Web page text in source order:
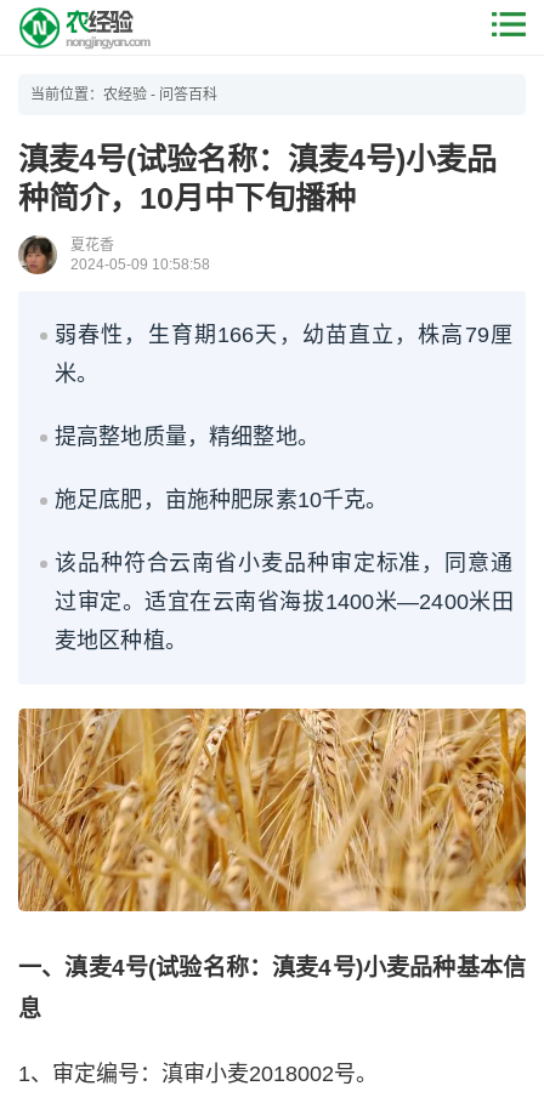
当前位置： 农经验 - 问答百科
滇麦4号(试验名称：滇麦4号)小麦品
种简介，10月中下旬播种
夏花香
2024-05-09 10:58:58
弱春性，生育期166天，幼苗直立，株高79厘
米。
提高整地质量，精细整地。
施足底肥，亩施种肥尿素10千克。
该品种符合云南省小麦品种审定标准，同意通
过审定。适宜在云南省海拔1400米—2400米田
麦地区种植。
一、滇麦4号(试验名称：滇麦4号)小麦品种基本信
息
1、审定编号：滇审小麦2018002号。